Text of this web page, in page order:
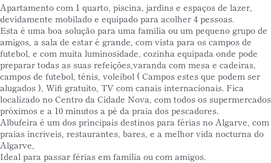
Apartamento com 1 quarto, piscina, jardins e espaços de lazer,
devidamente mobilado e equipado para acolher 4 pessoas.
Esta é uma boa solução para uma família ou um pequeno grupo de
amigos, a sala de estar é grande, com vista para os campos de
futebol, e com muita luminosidade, cozinha equipada onde pode
preparar todas as suas refeições,varanda com mesa e cadeiras,
campos de futebol, ténis, voleibol ( Campos estes que podem ser
alugados ), Wifi gratuito, TV com canais internacionais. Fica
localizado no Centro da Cidade Nova, com todos os supermercados
próximos e a 10 minutos a pé da praia dos pescadores.
Albufeira é um dos principais destinos para férias no Algarve, com
praias incríveis, restaurantes, bares, e a melhor vida nocturna do
Algarve,
Ideal para passar férias em família ou com amigos.